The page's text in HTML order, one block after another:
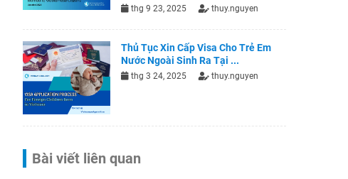
thg 9 23, 2025 thuy.nguyen
Thủ Tục Xin Cấp Visa Cho Trẻ Em
Nước Ngoài Sinh Ra Tại ...
thg 3 24, 2025 thuy.nguyen
Bài viết liên quan